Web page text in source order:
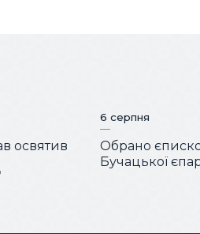
освятив
6 серпня
Обрано
Бучацької